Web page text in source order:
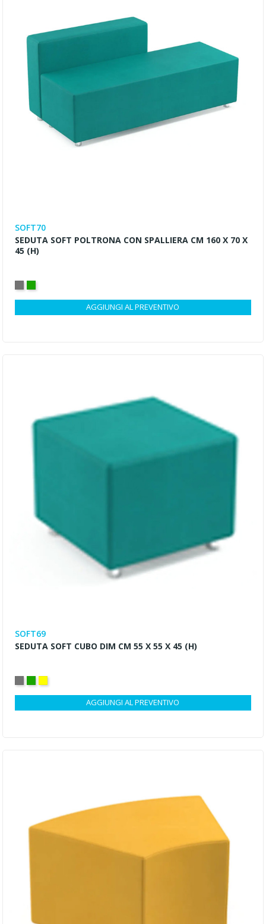
SOFT70
SEDUTA SOFT POLTRONA CON SPALLIERA CM 160 X 70 X
45 (h)
AGGIUNGI AL PREVENTIVO
GRIGIOVERDE
SOFT69
SEDUTA SOFT CUBO DIM CM 55 X 55 X 45 (H)
AGGIUNGI AL PREVENTIVO
GRIGIO
VERDEGIALLO